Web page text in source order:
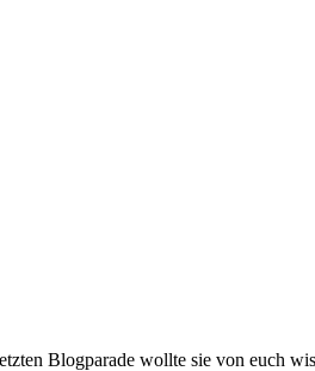
Blogparade wollte sie von euch